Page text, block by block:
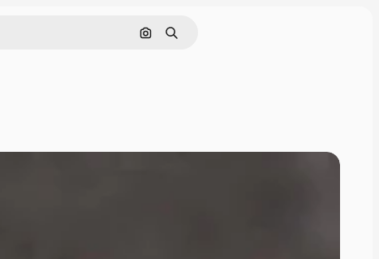
Поиск по изображению
Поиск